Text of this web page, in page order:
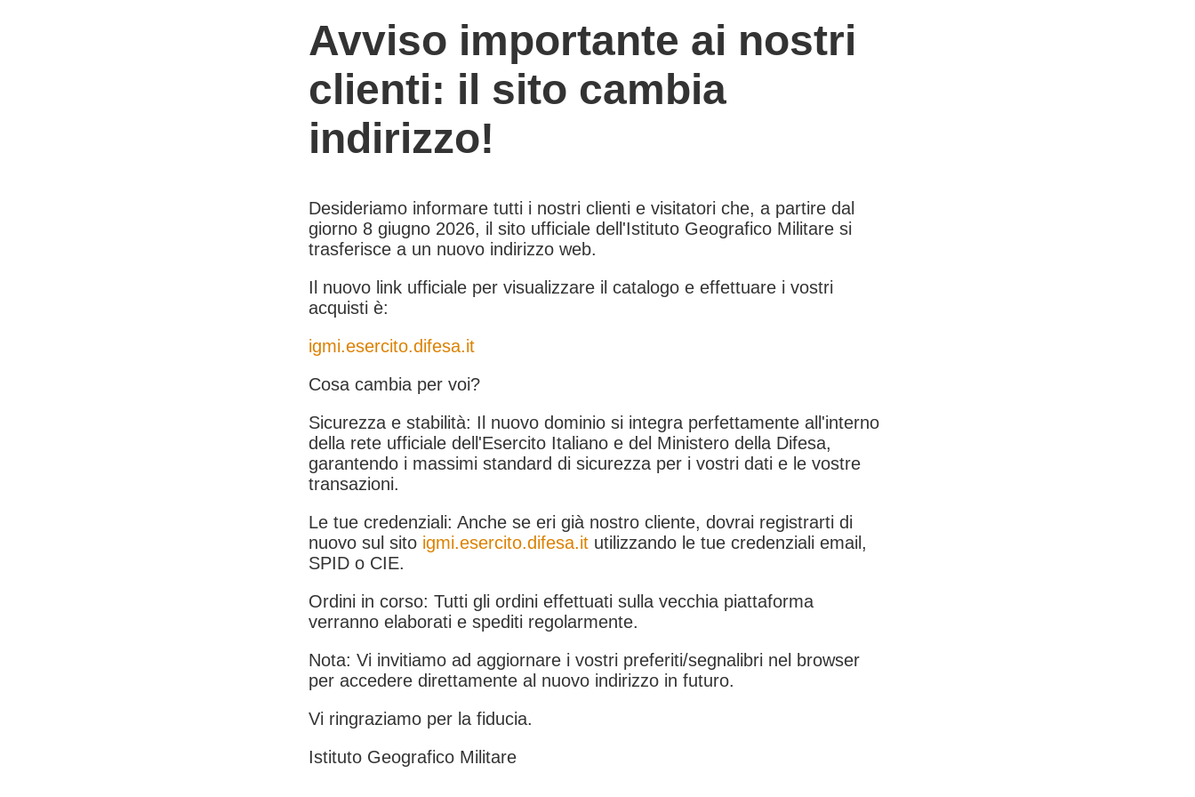
Avviso importante ai nostri
clienti: il sito cambia
indirizzo!
Desideriamo informare tutti i nostri clienti e visitatori che, a partire dal
giorno 8 giugno 2026, il sito ufficiale dell'Istituto Geografico Militare si
trasferisce a un nuovo indirizzo web.
Il nuovo link ufficiale per visualizzare il catalogo e effettuare i vostri
acquisti è:
igmi.esercito.difesa.it
Cosa cambia per voi?
Sicurezza e stabilità: Il nuovo dominio si integra perfettamente all'interno
della rete ufficiale dell'Esercito Italiano e del Ministero della Difesa,
garantendo i massimi standard di sicurezza per i vostri dati e le vostre
transazioni.
Le tue credenziali: Anche se eri già nostro cliente, dovrai registrarti di
nuovo sul sito igmi.esercito.difesa.it utilizzando le tue credenziali email,
SPID o CIE.
Ordini in corso: Tutti gli ordini effettuati sulla vecchia piattaforma
verranno elaborati e spediti regolarmente.
Nota: Vi invitiamo ad aggiornare i vostri preferiti/segnalibri nel browser
per accedere direttamente al nuovo indirizzo in futuro.
Vi ringraziamo per la fiducia.
Istituto Geografico Militare